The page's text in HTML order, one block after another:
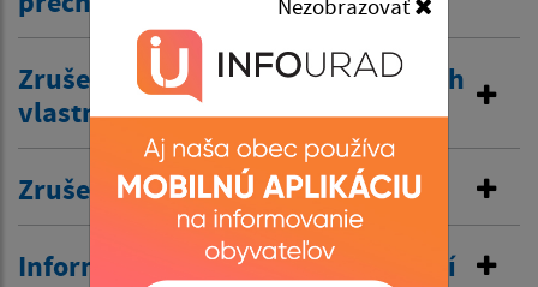
Nezobrazovať
Zrušenie trvalého pobytu na návrh
vlastníka budovy
Zrušenie prechodného pobytu
Informovanie o pobyte v zahraničí